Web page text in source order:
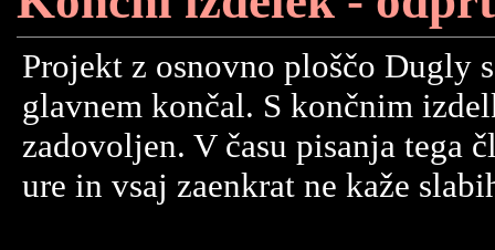
Projekt z osnovno ploščo Dugly
glavnem končal. S končnim
zadovoljen. V času pisanja tega
ure in vsaj zaenkrat ne kaže